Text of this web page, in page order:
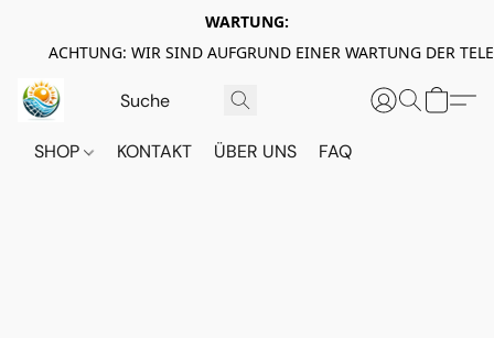
WARTUNG:
ACHTUNG: WIR SIND AUFGRUND EINER WARTUNG DER
SHOP KONTAKT ÜBER UNS FAQ